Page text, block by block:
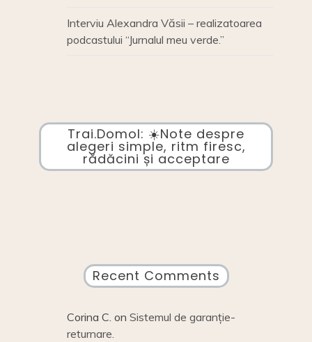
Interviu Alexandra Văsii – realizatoarea
podcastului “Jurnalul meu verde.”
Trai.Domol: ☀️Note despre
alegeri simple, ritm firesc,
rădăcini și acceptare
Recent Comments
Corina C. on Sistemul de garanție-
returnare.